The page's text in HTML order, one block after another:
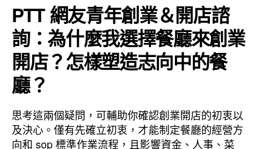
PTT 網友青年創業＆開店諮
詢：為什麼我選擇餐廳來創業
開店？怎樣塑造志向中的餐
廳？
思考這兩個疑問，可輔助你確認創業開店的初衷以
及決心。僅有先確立初衷，才能制定餐廳的經營方
向和 sop 標準作業流程，且影響資金、人事、菜